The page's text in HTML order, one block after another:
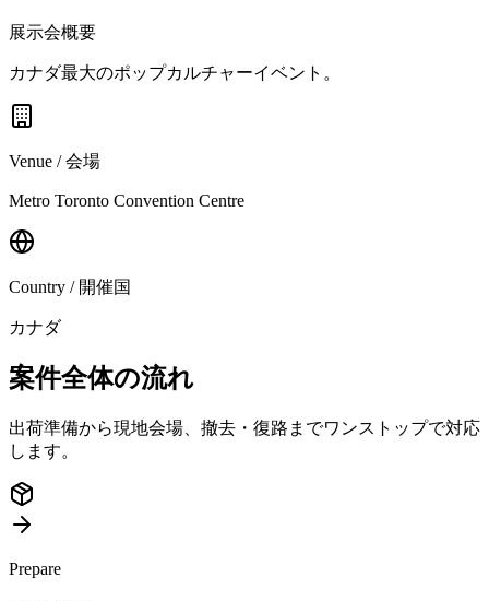
展示会概要
カナダ最大のポップカルチャーイベント。
Venue / 会場
Metro Toronto Convention Centre
Country / 開催国
カナダ
案件全体の流れ
出荷準備から現地会場、撤去・復路までワンストップで対応
します。
Prepare